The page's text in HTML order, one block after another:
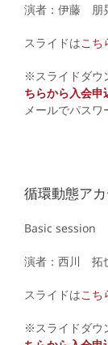
演者：伊藤 朋
スライドはこち
※スライドダウ
ちらから入会申
メールでパス
循環動態ア
Basic
演者：西川 拓
スライドはこち
※スライドダウ